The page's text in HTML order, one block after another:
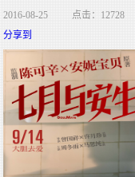
2016-08-25
点击：12728
分享到